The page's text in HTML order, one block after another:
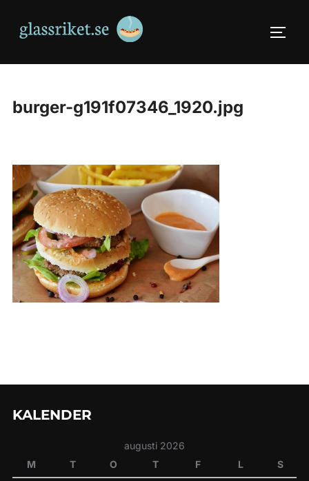
burger-g191f07346_1920.jpg
KALENDER
augusti 2026
M
T O T F L S